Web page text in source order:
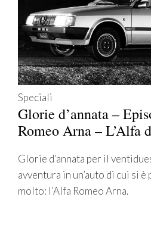
Speciali
Glorie d’annata –
Romeo Arna – L’Alfa
Glorie d’annata per il
avventura in un’auto di cui si
molto: l’Alfa Romeo Arna.